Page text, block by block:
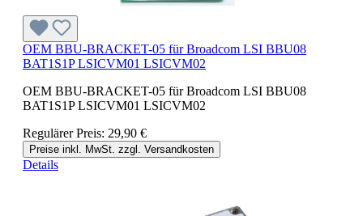
OEM BBU-BRACKET-05 für Broadcom LSI BBU08
BAT1S1P LSICVM01 LSICVM02
OEM BBU-BRACKET-05 für Broadcom LSI BBU08
BAT1S1P LSICVM01 LSICVM02
Regulärer Preis: 29,90 €
Preise inkl. MwSt. zzgl. Versandkosten
Details